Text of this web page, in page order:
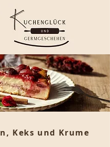
Keks und Krume